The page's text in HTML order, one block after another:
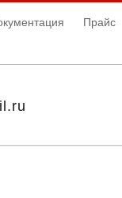
Прайс